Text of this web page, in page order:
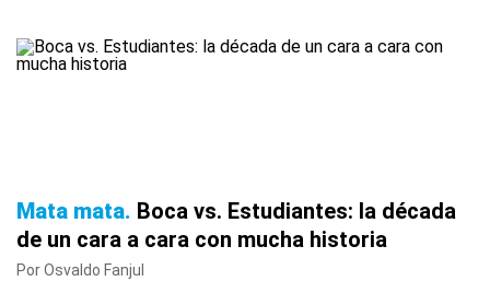
Mata mata Boca vs. Estudiantes: la década
de un cara a cara con mucha historia
Por Osvaldo Fanjul